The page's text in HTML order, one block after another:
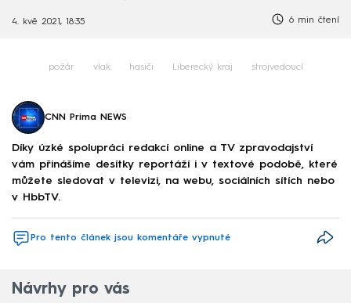
4. kvě 2021, 18:35 6 min čtení
požár vlak hasiči Liberecký kraj strojvedoucí
CNN Prima NEWS
Díky úzké spolupráci redakcí online a TV zpravodajství
vám přinášíme desítky reportáží i v textové podobě, které
můžete sledovat v televizi, na webu, sociálních sítích nebo
v HbbTV.
Pro tento článek jsou komentáře vypnuté
Návrhy pro vás